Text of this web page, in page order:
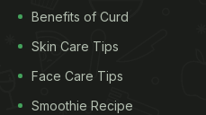
Benefits of Curd
Skin Care Tips
Face Care Tips
Smoothie Recipe